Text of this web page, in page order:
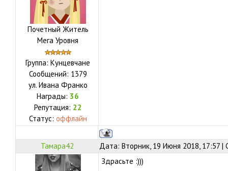
Почетный Житель
Мега Уровня
Группа: Кунцевчане
Сообщений: 1379
ул. Ивана Франко
Награды: 36
Репутация: 22
Статус: оффлайн
Тамара42 Дата: Вторник, 19 Июня 2018, 17:57
Здрасьте :)))